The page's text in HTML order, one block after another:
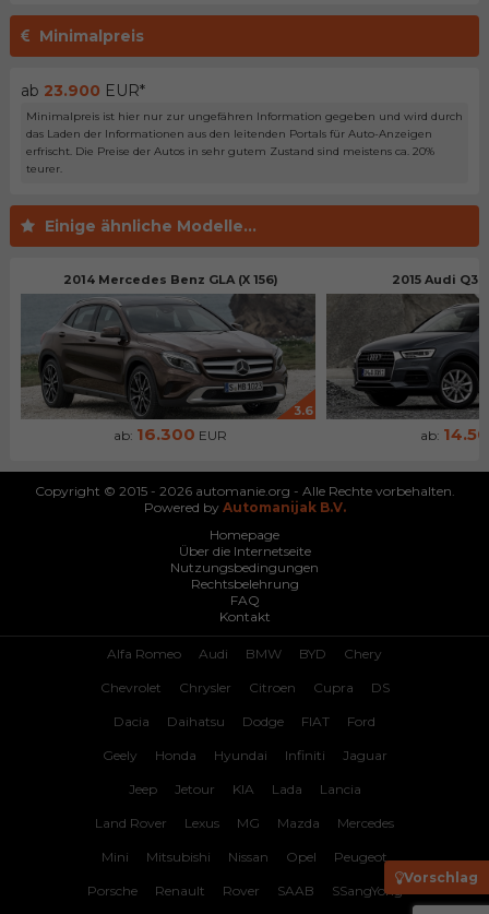
Minimalpreis
ab 23.900 EUR*
Minimalpreis ist hier nur zur ungefähren Information gegeben und wird durch
das Laden der Informationen aus den leitenden Portals für Auto-Anzeigen
erfrischt. Die Preise der Autos in sehr gutem Zustand sind meistens ca. 20%
teurer.
Einige ähnliche Modelle...
2014 Mercedes Benz GLA (X 156)
3.6
ab: 16.300 EUR
2015 Audi Q3
ab:
Vorschlag
Copyright © 2015 - 2026 automanie.org - Alle Rechte vorbehalten.
Powered by Automanijak B.V.
Homepage
Über die Internetseite
Nutzungsbedingungen
Rechtsbelehrung
FAQ
Kontakt
Alfa Romeo Audi BMW BYD Chery
Chevrolet Chrysler Citroen Cupra DS
Dacia Daihatsu Dodge FIAT Ford
Geely Honda Hyundai Infiniti Jaguar
Jeep Jetour KIA Lada Lancia
Land Rover Lexus MG Mazda Mercedes
Mini Mitsubishi Nissan Opel Peugeot
Porsche Renault Rover SAAB SSangYong